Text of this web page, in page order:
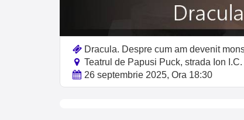
Dracula. Despre cum am devenit
Teatrul de Papusi Puck, strada Ion
26 septembrie 2025, Ora 18:30